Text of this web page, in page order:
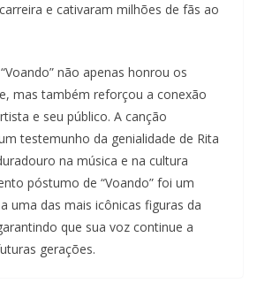
e cativaram milhões de fãs ao
não apenas honrou os
mas também reforçou a conexão
e seu público. A canção
testemunho da genialidade de Rita
na música e na cultura
póstumo de “Voando” foi um
uma das mais icônicas figuras da
que sua voz continue a
gerações.